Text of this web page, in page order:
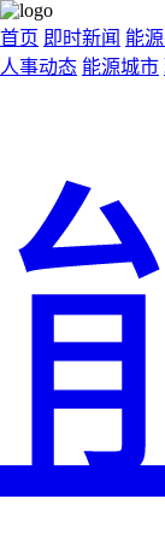
首页 即时新闻 能
人事动态 能源城市